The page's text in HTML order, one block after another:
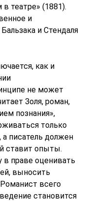
театре» (1881).
и
и Стендаля
как и
не может
Золя, роман,
познания»,
только
писатель должен
ставит опыты.
в праве оценивать
выносить
всего
становится